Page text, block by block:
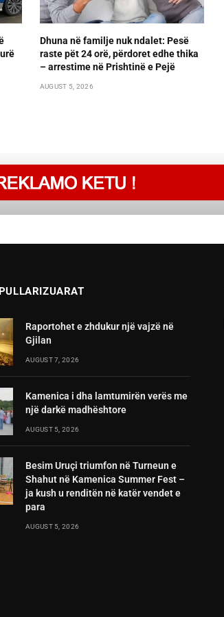
Dhuna në familje nuk ndalet: Pesë
raste pët 24 orë, përdoret edhe thika
– arrestime në Prishtinë e Pejë
AUGUST 5, 2026
Raportohet e zhdukur një vajzë në
Gjilan
AUGUST 7, 2026
Kamenica i dha lamtumirën verës me
një darkë madhështore
AUGUST 5, 2026
Besim Uruçi triumfon në Turneun e
Shahut në Kamenica Summer Fest –
ja kush u renditën në katër vendet e
para
AUGUST 5, 2026